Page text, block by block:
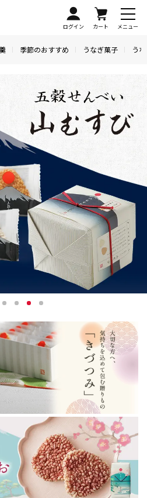
ログイン カート メニュー
季節のおすすめ うなぎ菓子 う